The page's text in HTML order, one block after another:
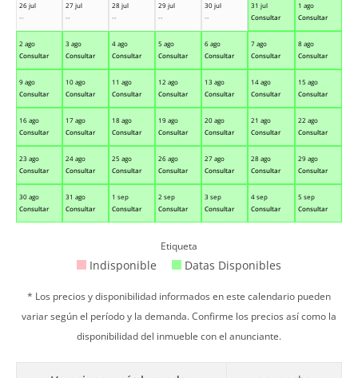
26 jul
--
27 jul
--
28 jul
--
29 jul
--
30 jul
--
31 jul
Consultar
1 ago
Consultar
2 ago
Consultar
3 ago
Consultar
4 ago
Consultar
5 ago
Consultar
6 ago
Consultar
7 ago
Consultar
8 ago
Consultar
9 ago
Consultar
10 ago
Consultar
11 ago
Consultar
12 ago
Consultar
13 ago
Consultar
14 ago
Consultar
15 ago
Consultar
16 ago
Consultar
17 ago
Consultar
18 ago
Consultar
19 ago
Consultar
20 ago
Consultar
21 ago
Consultar
22 ago
Consultar
23 ago
Consultar
24 ago
Consultar
25 ago
Consultar
26 ago
Consultar
27 ago
Consultar
28 ago
Consultar
29 ago
Consultar
30 ago
Consultar
31 ago
Consultar
1 sep
Consultar
2 sep
Consultar
3 sep
Consultar
4 sep
Consultar
5 sep
Consultar
Etiqueta
Indisponible Datas Disponibles
* Los precios y disponibilidad informados en este calendario pueden
variar según el período y la demanda. Confirme los precios así como la
disponibilidad del inmueble con el anunciante.